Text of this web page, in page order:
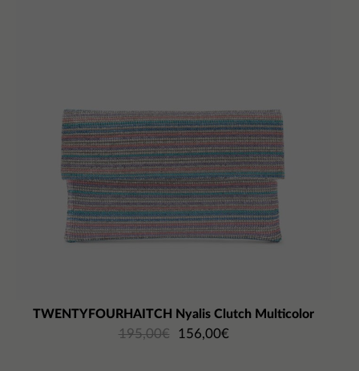
TWENTYFOURHAITCH Nyalis Clutch Multicolor
195,00€ 156,00€